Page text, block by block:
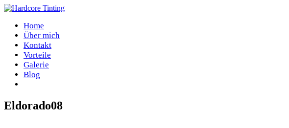
Home
Über mich
Kontakt
Vorteile
Galerie
Blog
Eldorado08